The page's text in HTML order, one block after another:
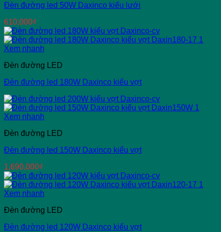
Đèn đường led 50W Daxinco kiểu lưới
610,000₫
Xem nhanh
Đèn đường LED
Đèn đường led 180W Daxinco kiểu vợt
Xem nhanh
Đèn đường LED
Đèn đường led 150W Daxinco kiểu vợt
1,690,000₫
Xem nhanh
Đèn đường LED
Đèn đường led 120W Daxinco kiểu vợt